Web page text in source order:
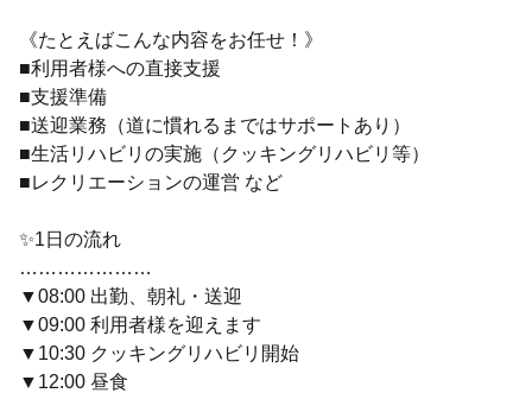
《たとえばこんな内容をお任せ！》
■利用者様への直接支援
■支援準備
■送迎業務（道に慣れるまではサポートあり）
■生活リハビリの実施（クッキングリハビリ等）
■レクリエーションの運営 など
✨1日の流れ
…………………
▼08:00 出勤、朝礼・送迎
▼09:00 利用者様を迎えます
▼10:30 クッキングリハビリ開始
▼12:00 昼食